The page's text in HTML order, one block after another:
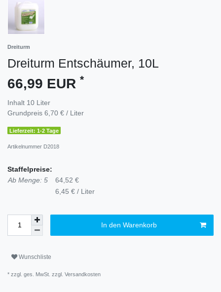
Dreiturm
Dreiturm Entschäumer, 10L
66,99 EUR *
Inhalt 10 Liter
Grundpreis 6,70 € / Liter
Lieferzeit: 1-2 Tage
Artikelnummer D2018
Staffelpreise:
Ab Menge: 5
64,52 €
6,45 € / Liter
In den Warenkorb
Wunschliste
* zzgl. ges. MwSt. zzgl. Versandkosten